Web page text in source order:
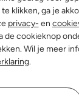
klikken, ga je
privacy- en
de cookieknop
Wil je meer
.